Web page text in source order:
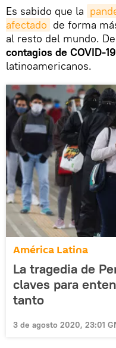
Es sabido que la
afectado de forma
al resto del mundo.
contagios de COVID-19
latinoamericanos.
América Latina
La tragedia de
claves para
tanto
3 de agosto 2020, 23:01